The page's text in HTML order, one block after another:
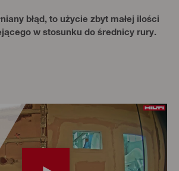
błąd, to użycie zbyt małej ilości
w stosunku do średnicy rury.